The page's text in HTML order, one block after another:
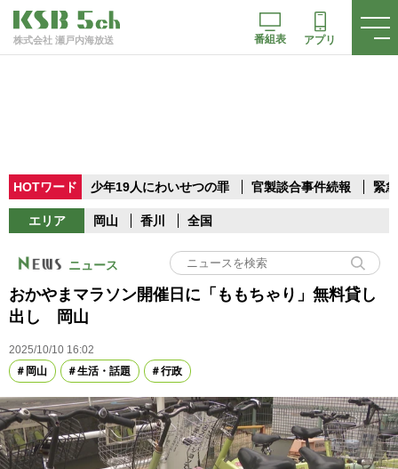
株式会社 瀬戸内海放送 番組表 アプリ
HOTワード 少年19人にわいせつの罪 官製談合事件続報 緊
エリア 岡山 香川 全国
ニュース
おかやまマラソン開催日に「ももちゃり」無料貸し
出し 岡山
2025/10/10 16:02
岡山
生活・話題 行政